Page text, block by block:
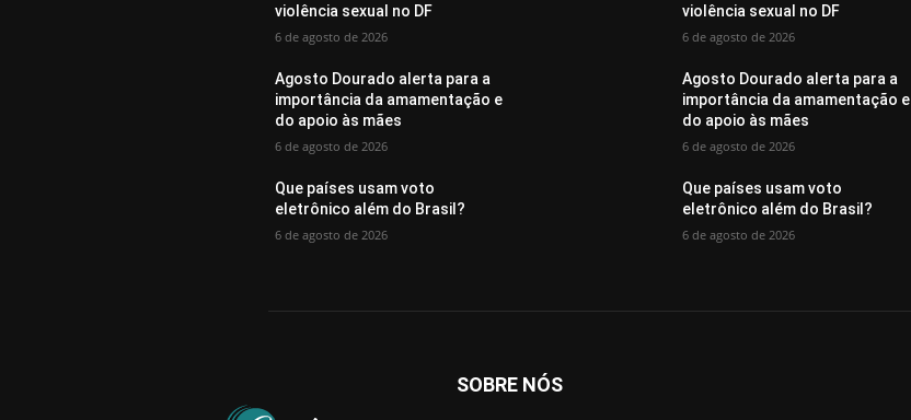
violência sexual no DF
6 de agosto de 2026
Agosto Dourado alerta para a
importância da amamentação e
do apoio às mães
6 de agosto de 2026
Que países usam voto
eletrônico além do Brasil?
6 de agosto de 2026
violência sexual no DF
6 de agosto de 2026
Agosto Dourado alerta para a
importância da amamentação e
do apoio às mães
6 de agosto de 2026
Que países usam voto
eletrônico além do Brasil?
6 de agosto de 2026
SOBRE NÓS